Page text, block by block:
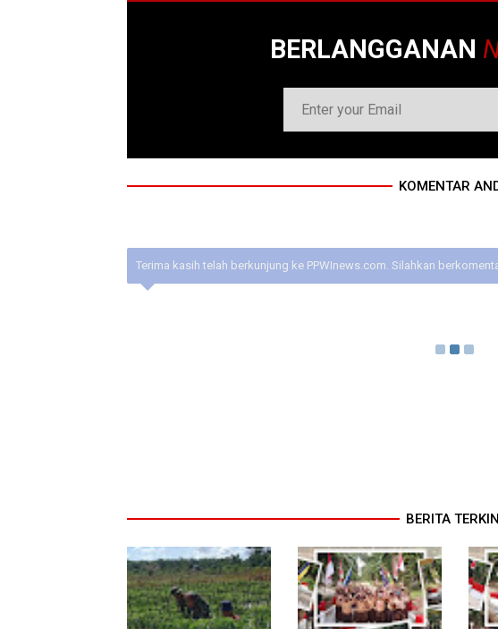
BERLANGGANAN
KOMENTAR
Terima kasih telah berkunjung ke PPWInews.com. Silahkan
BERITA